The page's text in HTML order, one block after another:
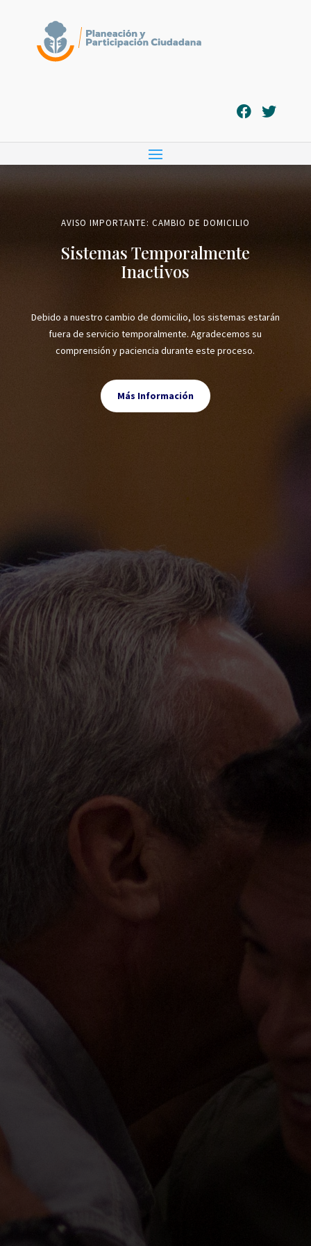
AVISO IMPORTANTE: CAMBIO DE DOMICILIO
Sistemas Temporalmente
Inactivos
Debido a nuestro cambio de domicilio, los sistemas estarán
fuera de servicio temporalmente. Agradecemos su
comprensión y paciencia durante este proceso.
Más Información